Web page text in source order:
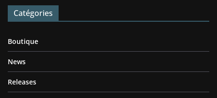
t
c
Catégories
Boutique
News
Releases